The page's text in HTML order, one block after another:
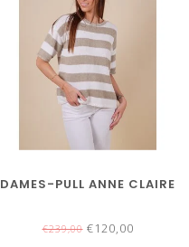
DAMES-PULL ANNE CLAIRE
€239,00€120,00